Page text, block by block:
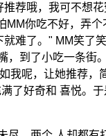
荐哦，我可不想
你吃不好，弄
难了。" MM笑
到了小吃一条街
我呢，让她推荐
了好奇和 喜悦。